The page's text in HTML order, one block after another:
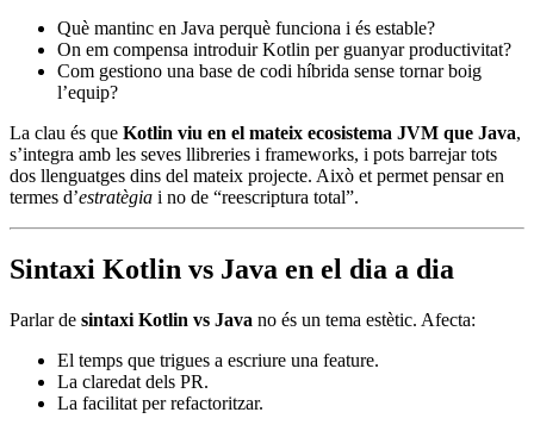
Què mantinc en Java perquè funciona i és estable?
On em compensa introduir Kotlin per guanyar productivitat?
Com gestiono una base de codi híbrida sense tornar boig
l’equip?
La clau és que Kotlin viu en el mateix ecosistema JVM que Java,
s’integra amb les seves llibreries i frameworks, i pots barrejar tots
dos llenguatges dins del mateix projecte. Això et permet pensar en
termes d’estratègia i no de “reescriptura total”.
Sintaxi Kotlin vs Java en el dia a dia
Parlar de sintaxi Kotlin vs Java no és un tema estètic. Afecta:
El temps que trigues a escriure una feature.
La claredat dels PR.
La facilitat per refactoritzar.